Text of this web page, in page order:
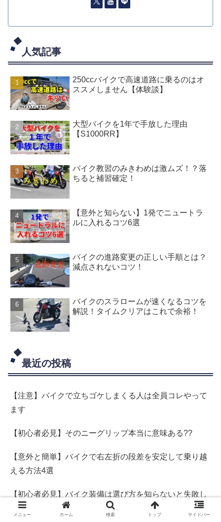
人気記事
250ccバイクで高速道路に乗るのはオ
ススメしません【体験談】
大型バイクを1年で手放した理由
【S1000RR】
バイク教習のみきわめは激ムズ！？落
ちると補習確定！
【意外と知らない】1発でニュートラ
ルに入れるコツ6選
バイクの進路変更の正しい手順とは？
減点されないコツ！
バイクのスラロームが速くなるコツを
解説！タイムクリアはこれで余裕！
最近の投稿
【注意】バイクで立ちゴケしまくる人は全員コレやって
ます
【初心者必見】そのニーグリップ本当に意味ある??
【意外と簡単】バイクで右左折の段差を安定して乗り越
える方法4選
【初心者必見】バイク装備は選び方を知らないと失敗し
ます
メニュー ホーム 検索 トップ サイドバー